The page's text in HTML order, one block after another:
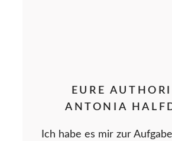
EURE
ANTONIA
Ich habe es mir zur